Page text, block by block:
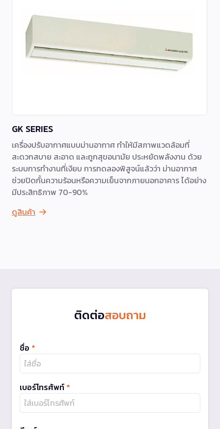
GK SERIES
เครื่องปรับอากาศแบบม่านอากาศ ทำให้มีสภาพแวดล้อมที่
สะดวกสบาย สะอาด และถูกสุขอนามัย ประหยัดพลังงาน ด้วย
ระบบการทำงานที่เงียบ การทดลองพิสูจน์แล้วว่า ม่านอากาศ
ช่วยปิดกั้นความร้อนหรือความเย็นจากภายนอกอาคาร ได้อย่าง
มีประสิทธิภาพ 70-90%
ดูสินค้า
ติดต่อสอบถาม
ชื่อ *
เบอร์โทรศัพท์ *